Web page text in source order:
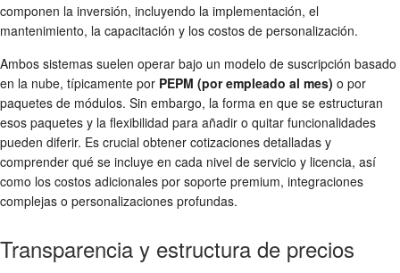
componen la inversión, incluyendo la implementación, el
mantenimiento, la capacitación y los costos de personalización.
Ambos sistemas suelen operar bajo un modelo de suscripción basado
en la nube, típicamente por PEPM (por empleado al mes) o por
paquetes de módulos. Sin embargo, la forma en que se estructuran
esos paquetes y la flexibilidad para añadir o quitar funcionalidades
pueden diferir. Es crucial obtener cotizaciones detalladas y
comprender qué se incluye en cada nivel de servicio y licencia, así
como los costos adicionales por soporte premium, integraciones
complejas o personalizaciones profundas.
Transparencia y estructura de precios